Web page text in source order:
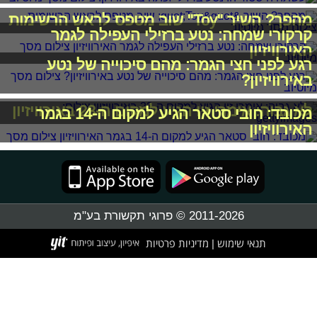
מהפך? השיר "Toy" שוב מטפס לראש הרשימות
קרקורי שמחה: נטע ברזילי העפילה לגמר
האירוויזיון
רגע לפני חצי הגמר: מהם סיכוייה של נטע
באירוויזיון?
לא גבוה: אימרי זיו הגיע למקום ה-23 באירוויזיון
מכובד: חובי סטאר הגיע למקום ה-14 בגמר
האירוויזיון
2011-2026 © פרוגי תקשורת בע"מ
תנאי שימוש מדיניות פרטיות